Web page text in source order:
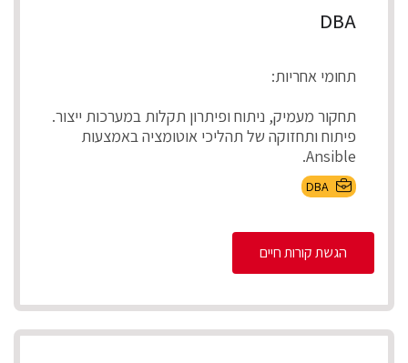
DBA
תחומי אחריות:
תחקור מעמיק, ניתוח ופיתרון תקלות במערכות ייצור.
פיתוח ותחזוקה של תהליכי אוטומציה באמצעות
Ansible.
ניהול ותחזוקת סביבות ...
DBA
הגשת קורות חיים